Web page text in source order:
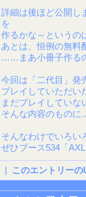
詳細は後ほど公開し
を
作るかな～というの
あとは、恒例の無料
……まあ小冊子作る
今回は「二代目」発
プレイしていただい
まだプレイしていな
そんな内容のもの
そんなわけでいろい
ぜひブース534「
| このエントリーの